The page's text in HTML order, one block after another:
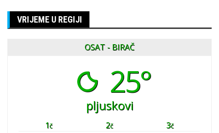
VRIJEME U REGIJI
OSAT - BIRAČ
25°
pljuskovi
1č 2č 3č